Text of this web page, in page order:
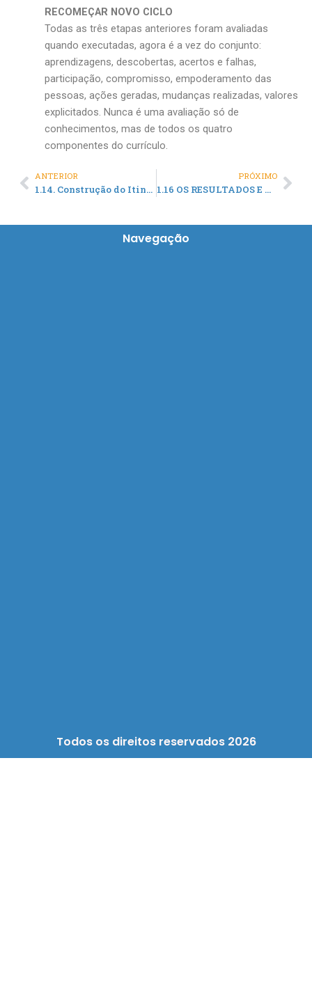
RECOMEÇAR NOVO CICLO
Todas as três etapas anteriores foram avaliadas
quando executadas, agora é a vez do conjunto:
aprendizagens, descobertas, acertos e falhas,
participação, compromisso, empoderamento das
pessoas, ações geradas, mudanças realizadas, valores
explicitados. Nunca é uma avaliação só de
conhecimentos, mas de todos os quatro
componentes do currículo.
Prev
ANTERIOR
1.14. Construção do Itinerário Curricular da Formação dos Agentes de Desenvolvimento Local
PRÓXIMO
1.16 OS RESULTADOS E OS IMPACTOS DA AVALIAÇÃO ESCOLA NA PEADS
Navegação
Todos os direitos reservados 2026